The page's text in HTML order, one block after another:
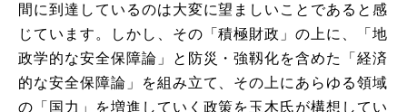
間に到達しているのは大変に望ましいことであると感
じています。しかし、その「積極財政」の上に、「地
政学的な安全保障論」と防災・強靱化を含めた「経済
的な安全保障論」を組み立て、その上にあらゆる領域
の「国力」を増進していく政策を玉木氏が構想してい